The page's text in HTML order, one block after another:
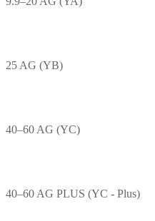
25 AG (YB)
40–60 AG (YC)
40–60 AG PLUS (YC - Plus)